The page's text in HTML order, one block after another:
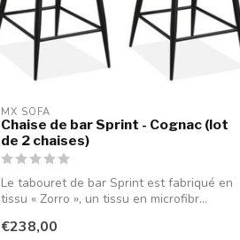
MX SOFA
Chaise de bar Sprint - Cognac (lot
de 2 chaises)
Le tabouret de bar Sprint est fabriqué en
tissu « Zorro », un tissu en microfibr...
€238,00